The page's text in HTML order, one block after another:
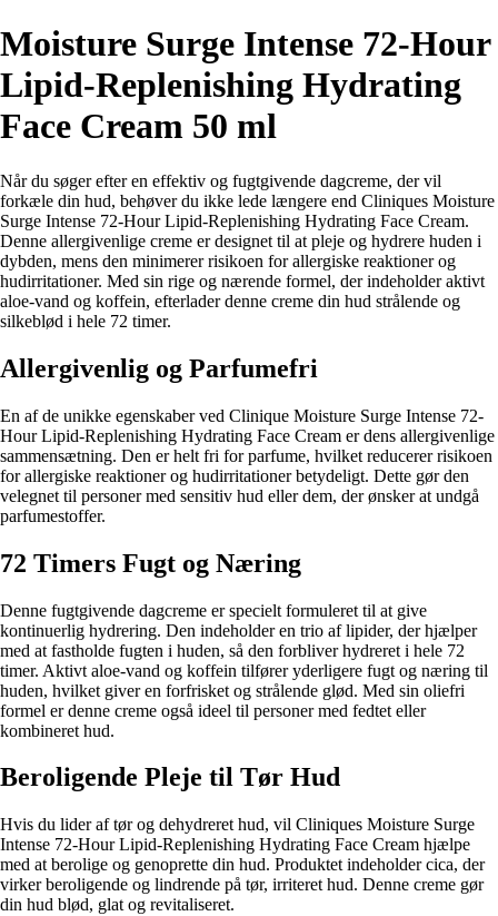
Moisture Surge Intense 72-Hour
Lipid-Replenishing Hydrating
Face Cream 50 ml
Når du søger efter en effektiv og fugtgivende dagcreme, der vil
forkæle din hud, behøver du ikke lede længere end Cliniques Moisture
Surge Intense 72-Hour Lipid-Replenishing Hydrating Face Cream.
Denne allergivenlige creme er designet til at pleje og hydrere huden i
dybden, mens den minimerer risikoen for allergiske reaktioner og
hudirritationer. Med sin rige og nærende formel, der indeholder aktivt
aloe-vand og koffein, efterlader denne creme din hud strålende og
silkeblød i hele 72 timer.
Allergivenlig og Parfumefri
En af de unikke egenskaber ved Clinique Moisture Surge Intense 72-
Hour Lipid-Replenishing Hydrating Face Cream er dens allergivenlige
sammensætning. Den er helt fri for parfume, hvilket reducerer risikoen
for allergiske reaktioner og hudirritationer betydeligt. Dette gør den
velegnet til personer med sensitiv hud eller dem, der ønsker at undgå
parfumestoffer.
72 Timers Fugt og Næring
Denne fugtgivende dagcreme er specielt formuleret til at give
kontinuerlig hydrering. Den indeholder en trio af lipider, der hjælper
med at fastholde fugten i huden, så den forbliver hydreret i hele 72
timer. Aktivt aloe-vand og koffein tilfører yderligere fugt og næring til
huden, hvilket giver en forfrisket og strålende glød. Med sin oliefri
formel er denne creme også ideel til personer med fedtet eller
kombineret hud.
Beroligende Pleje til Tør Hud
Hvis du lider af tør og dehydreret hud, vil Cliniques Moisture Surge
Intense 72-Hour Lipid-Replenishing Hydrating Face Cream hjælpe
med at berolige og genoprette din hud. Produktet indeholder cica, der
virker beroligende og lindrende på tør, irriteret hud. Denne creme gør
din hud blød, glat og revitaliseret.